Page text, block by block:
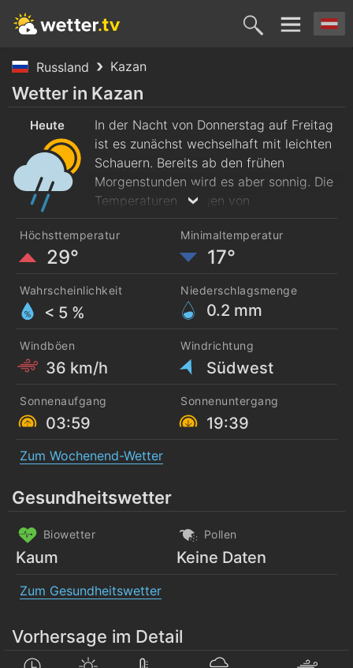
Russland Kazan
Heute
7. Aug.
Morgen
8. Aug. 9. Aug. 10. Aug. 11. Aug.
Wetter in Kazan
Heute
In der Nacht von Donnerstag auf Freitag
ist es zunächst wechselhaft mit leichten
Schauern. Bereits ab den frühen
Morgenstunden wird es aber sonnig. Die
Temperaturen steigen von
Nachmittag auf rund 29 Grad. Es weht
frischer Südwestwind.
Höchsttemperatur
29°
Minimaltemperatur
17°
Wahrscheinlichkeit
< 5 %
Niederschlagsmenge
0.2 mm
Windböen
36 km/h
Windrichtung
Südwest
Sonnenaufgang
03:59
Sonnenuntergang
19:39
Zum Wochenend-Wetter
Gesundheitswetter
Biowetter
Kaum
Pollen
Keine Daten
Zum Gesundheitswetter
Vorhersage im Detail